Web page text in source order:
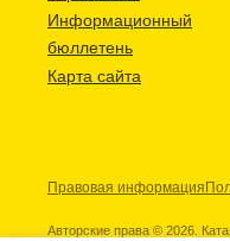
Информационный
бюллетень
Карта сайта
Правовая информация
Авторские права © 2026.